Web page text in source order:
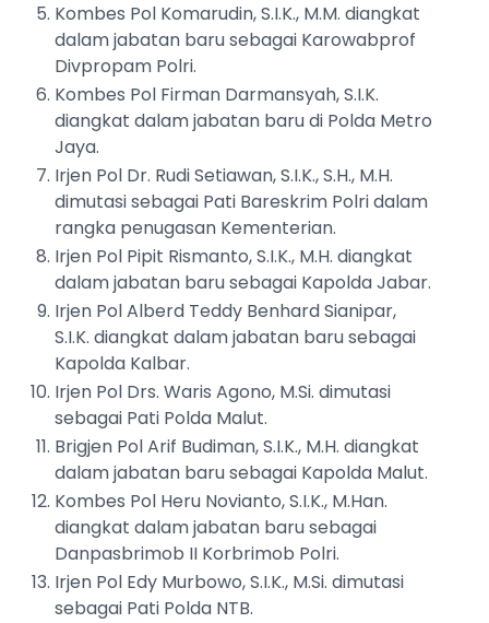
Kombes Pol Komarudin, S.I.K., M.M. diangkat
dalam jabatan baru sebagai Karowabprof
Divpropam Polri.
Kombes Pol Firman Darmansyah, S.I.K.
diangkat dalam jabatan baru di Polda Metro
Jaya.
Irjen Pol Dr. Rudi Setiawan, S.I.K., S.H., M.H.
dimutasi sebagai Pati Bareskrim Polri dalam
rangka penugasan Kementerian.
Irjen Pol Pipit Rismanto, S.I.K., M.H. diangkat
dalam jabatan baru sebagai Kapolda Jabar.
Irjen Pol Alberd Teddy Benhard Sianipar,
S.I.K. diangkat dalam jabatan baru sebagai
Kapolda Kalbar.
Irjen Pol Drs. Waris Agono, M.Si. dimutasi
sebagai Pati Polda Malut.
Brigjen Pol Arif Budiman, S.I.K., M.H. diangkat
dalam jabatan baru sebagai Kapolda Malut.
Kombes Pol Heru Novianto, S.I.K., M.Han.
diangkat dalam jabatan baru sebagai
Danpasbrimob II Korbrimob Polri.
Irjen Pol Edy Murbowo, S.I.K., M.Si. dimutasi
sebagai Pati Polda NTB.